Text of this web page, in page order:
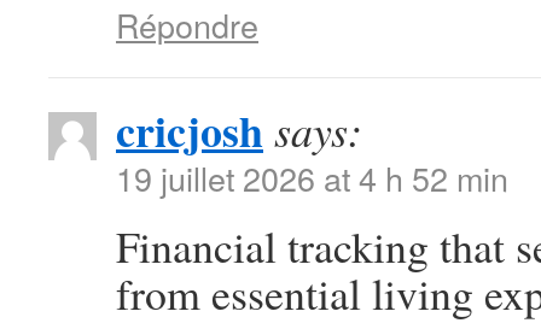
Répondre
cricjoshsays:
19 juillet 2026 at 4 h 52 min
Financial tracking that
from essential living